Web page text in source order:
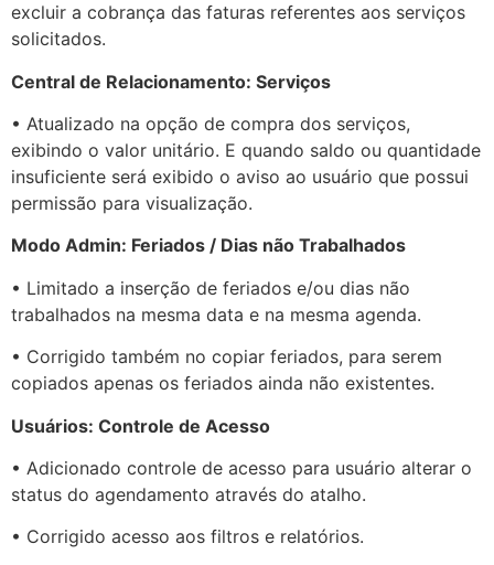
excluir a cobrança das faturas referentes aos serviços
solicitados.
Central de Relacionamento: Serviços
• Atualizado na opção de compra dos serviços,
exibindo o valor unitário. E quando saldo ou quantidade
insuficiente será exibido o aviso ao usuário que possui
permissão para visualização.
Modo Admin: Feriados / Dias não Trabalhados
• Limitado a inserção de feriados e/ou dias não
trabalhados na mesma data e na mesma agenda.
• Corrigido também no copiar feriados, para serem
copiados apenas os feriados ainda não existentes.
Usuários: Controle de Acesso
• Adicionado controle de acesso para usuário alterar o
status do agendamento através do atalho.
• Corrigido acesso aos filtros e relatórios.